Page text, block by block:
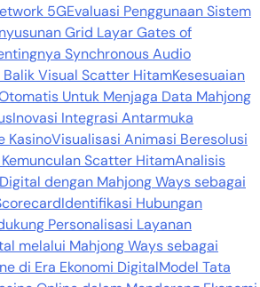
5GEvaluasi Penggunaan Sistem
Grid Layar Gates of
Synchronous Audio
Visual Scatter HitamKesesuaian
Untuk Menjaga Data Mahjong
Inovasi Integrasi Antarmuka
KasinoVisualisasi Animasi Beresolusi
Scatter HitamAnalisis
dengan Mahjong Ways sebagai
Identifikasi Hubungan
Personalisasi Layanan
melalui Mahjong Ways sebagai
di Era Ekonomi DigitalModel Tata